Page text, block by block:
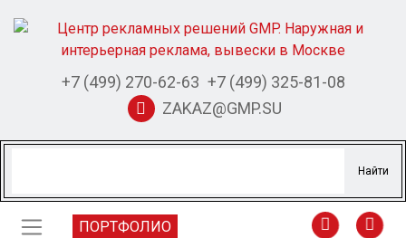
+7 (499) 270-62-63 +7 (499) 325-81-08
ZAKAZ@GMP.SU
ПОРТФОЛИО